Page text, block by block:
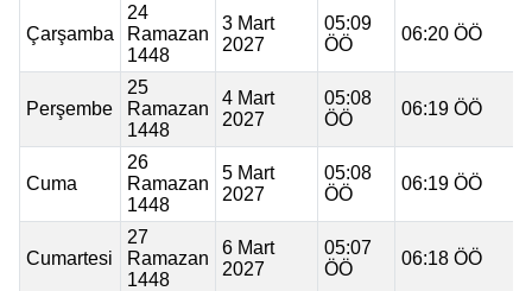
Çarşamba
24
Ramazan
1448
3 Mart
2027
05:09
ÖÖ
06:20 ÖÖ
Perşembe
25
Ramazan
1448
4 Mart
2027
05:08
ÖÖ
06:19 ÖÖ
Cuma
26
Ramazan
1448
5 Mart
2027
05:08
ÖÖ
06:19 ÖÖ
Cumartesi
27
Ramazan
1448
6 Mart
2027
05:07
ÖÖ
06:18 ÖÖ